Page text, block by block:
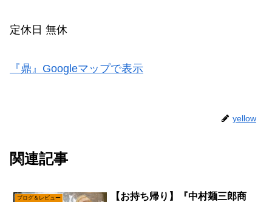
定休日 無休
『鼎』Googleマップで表示
yellow
関連記事
ブログ＆レビュー
【お持ち帰り】『中村麺三郎商